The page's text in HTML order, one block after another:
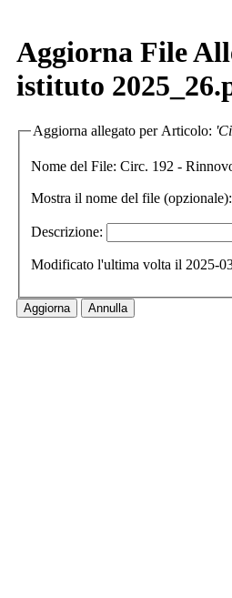
Aggiorna File
istituto
Aggiorna allegato per Articolo:
Nome del File: Circ. 192 -
Mostra il nome del file (opzionale):
Descrizione:
Modificato l'ultima volta il 2025-